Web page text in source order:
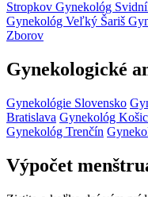
Stropkov Gynekológ
Gynekológ Veľký Šariš
Zborov
Gynekologické
Gynekológie Slovensko
Bratislava Gynekológ
Gynekológ Trenčín
Výpočet